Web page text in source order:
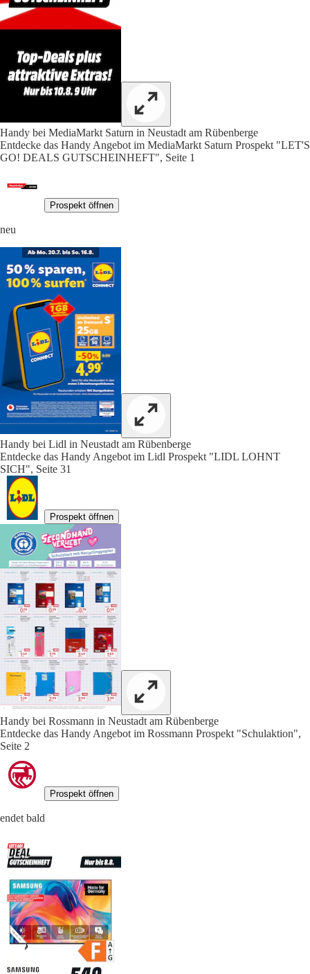
Handy bei MediaMarkt Saturn in Neustadt am Rübenberge
Entdecke das Handy Angebot im MediaMarkt Saturn Prospekt "LET'S
GO! DEALS GUTSCHEINHEFT", Seite 1
Prospekt öffnen
neu
Handy bei Lidl in Neustadt am Rübenberge
Entdecke das Handy Angebot im Lidl Prospekt "LIDL LOHNT
SICH", Seite 31
Prospekt öffnen
Handy bei Rossmann in Neustadt am Rübenberge
Entdecke das Handy Angebot im Rossmann Prospekt "Schulaktion",
Seite 2
Prospekt öffnen
endet bald